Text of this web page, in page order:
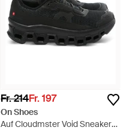
Fr. 214Fr. 197
On Shoes
Auf Cloudmster Void Sneakers